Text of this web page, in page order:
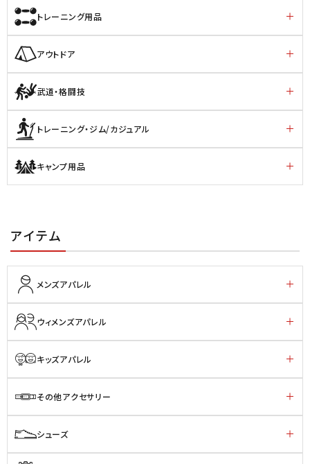
トレーニング用品
アウトドア
武道・格闘技
トレーニング・ジム/カジュアル
キャンプ用品
アイテム
メンズアパレル
ウィメンズアパレル
キッズアパレル
その他アクセサリー
シューズ